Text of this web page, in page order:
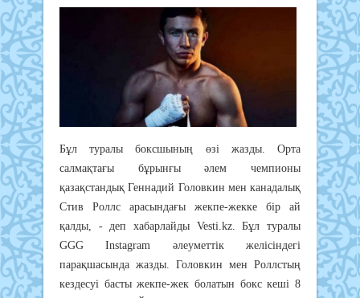
Бұл туралы боксшының өзі жазды. Орта
салмақтағы бұрынғы әлем чемпионы
қазақстандық Геннадий Головкин мен канадалық
Стив Роллс арасындағы жекпе-жекке бір ай
қалды, - деп хабарлайды Vesti.kz. Бұл туралы
GGG Instagram әлеуметтік желісіндегі
парақшасында жазды. Головкин мен Роллстың
кездесуі басты жекпе-жек болатын бокс кеші 8